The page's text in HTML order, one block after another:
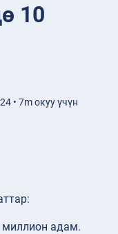
10
• 7m окуу үчүн
миллион адам.